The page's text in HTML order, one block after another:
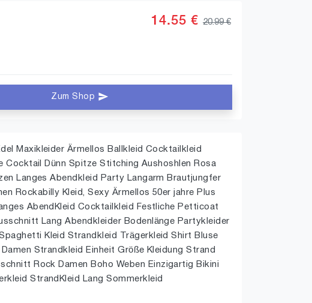
14.55 € 20.99 €
Zum Shop
Maxikleider Ärmellos Ballkleid Cocktailkleid
Cocktail Dünn Spitze Stitching Aushoshlen Rosa
Langes Abendkleid Party Langarm Brautjungfer
Rockabilly Kleid, Sexy Ärmellos 50er jahre Plus
AbendKleid Cocktailkleid Festliche Petticoat
Lang Abendkleider Bodenlänge Partykleider
Kleid Strandkleid Trägerkleid Shirt Bluse
Strandkleid Einheit Größe Kleidung Strand
Rock Damen Boho Weben Einzigartig Bikini
StrandKleid Lang Sommerkleid